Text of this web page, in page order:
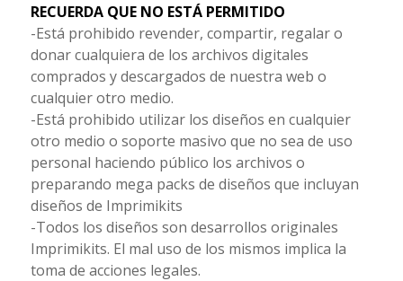
RECUERDA QUE NO ESTÁ PERMITIDO
-Está prohibido revender, compartir, regalar o
donar cualquiera de los archivos digitales
comprados y descargados de nuestra web o
cualquier otro medio.
-Está prohibido utilizar los diseños en cualquier
otro medio o soporte masivo que no sea de uso
personal haciendo público los archivos o
preparando mega packs de diseños que incluyan
diseños de Imprimikits
-Todos los diseños son desarrollos originales
Imprimikits. El mal uso de los mismos implica la
toma de acciones legales.